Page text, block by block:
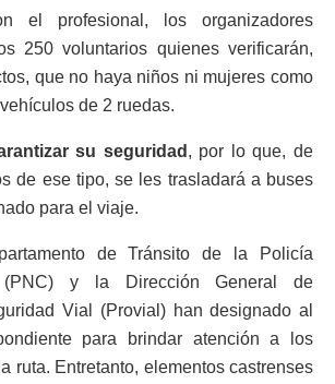
el profesional, los organizadores
250 voluntarios quienes verificarán,
que no haya niños ni mujeres como
de 2 ruedas.
su seguridad , por lo que, de
de ese tipo, se les trasladará a buses
para el viaje.
de Tránsito de la Policía
(PNC) y la Dirección General de
Vial (Provial) han designado al
para brindar atención a los
ruta. Entretanto, elementos castrenses